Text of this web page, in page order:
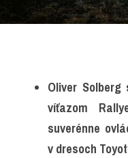
Vyhledávání
Oliver
víťazom
suverénne
v dresoch